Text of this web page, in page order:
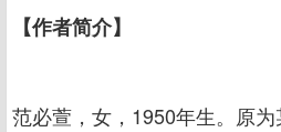
【作者简介】
范必萱，女，1950年生。原